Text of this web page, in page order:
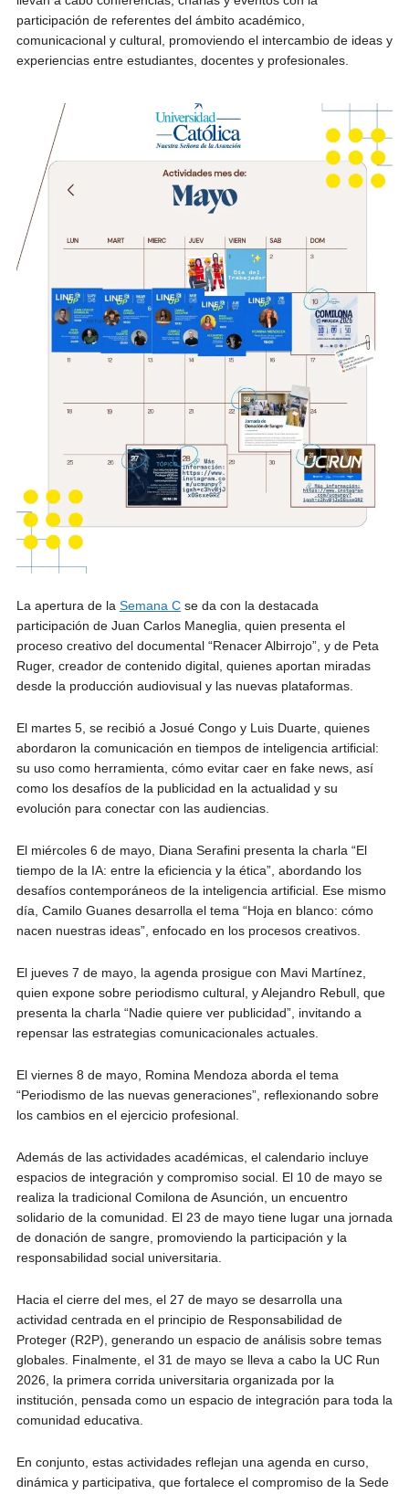
participación de referentes del ámbito académico,
comunicacional y cultural, promoviendo el intercambio de ideas y
experiencias entre estudiantes, docentes y profesionales.
La apertura de la Semana Cse da con la destacada
participación de Juan Carlos Maneglia, quien presenta el
proceso creativo del documental “Renacer Albirrojo”, y de Peta
Ruger, creador de contenido digital, quienes aportan miradas
desde la producción audiovisual y las nuevas plataformas.
El martes 5, se recibió a Josué Congo y Luis Duarte, quienes
abordaron la comunicación en tiempos de inteligencia artificial:
su uso como herramienta, cómo evitar caer en fake news, así
como los desafíos de la publicidad en la actualidad y su
evolución para conectar con las audiencias.
El miércoles 6 de mayo, Diana Serafini presenta la charla “El
tiempo de la IA: entre la eficiencia y la ética”, abordando los
desafíos contemporáneos de la inteligencia artificial. Ese mismo
día, Camilo Guanes desarrolla el tema “Hoja en blanco: cómo
nacen nuestras ideas”, enfocado en los procesos creativos.
El jueves 7 de mayo, la agenda prosigue con Mavi Martínez,
quien expone sobre periodismo cultural, y Alejandro Rebull, que
presenta la charla “Nadie quiere ver publicidad”, invitando a
repensar las estrategias comunicacionales actuales.
El viernes 8 de mayo, Romina Mendoza aborda el tema
“Periodismo de las nuevas generaciones”, reflexionando sobre
los cambios en el ejercicio profesional.
Además de las actividades académicas, el calendario incluye
espacios de integración y compromiso social. El 10 de mayo se
realiza la tradicional Comilona de Asunción, un encuentro
solidario de la comunidad. El 23 de mayo tiene lugar una jornada
de donación de sangre, promoviendo la participación y la
responsabilidad social universitaria.
Hacia el cierre del mes, el 27 de mayo se desarrolla una
actividad centrada en el principio de Responsabilidad de
Proteger (R2P), generando un espacio de análisis sobre temas
globales. Finalmente, el 31 de mayo se lleva a cabo la UC Run
2026, la primera corrida universitaria organizada por la
institución, pensada como un espacio de integración para toda la
comunidad educativa.
En conjunto, estas actividades reflejan una agenda en curso,
dinámica y participativa, que fortalece el compromiso de la Sede